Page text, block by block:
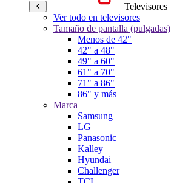
Televisores
Ver todo en televisores
Tamaño de pantalla (pulgadas)
Menos de 42"
42" a 48"
49" a 60"
61" a 70"
71" a 86"
86" y más
Marca
Samsung
LG
Panasonic
Kalley
Hyundai
Challenger